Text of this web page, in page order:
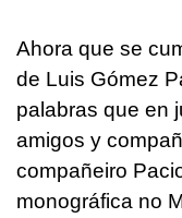
Ahora que se
de Luis Gómez
palabras que en
amigos y
compañeiro
monográfica no